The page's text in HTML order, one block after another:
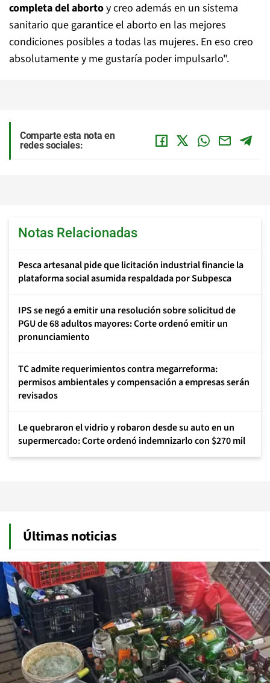
completa del abortoy creo además en un sistema
sanitario que garantice el aborto en las mejores
condiciones posibles a todas las mujeres. En eso creo
absolutamente y me gustaría poder impulsarlo".
Comparte esta nota en
redes sociales:
Notas Relacionadas
Pesca artesanal pide que licitación industrial financie la
plataforma social asumida respaldada por Subpesca
IPS se negó a emitir una resolución sobre solicitud de
PGU de 68 adultos mayores: Corte ordenó emitir un
pronunciamiento
TC admite requerimientos contra megarreforma:
permisos ambientales y compensación a empresas serán
revisados
Le quebraron el vidrio y robaron desde su auto en un
supermercado: Corte ordenó indemnizarlo con $270 mil
Últimas noticias